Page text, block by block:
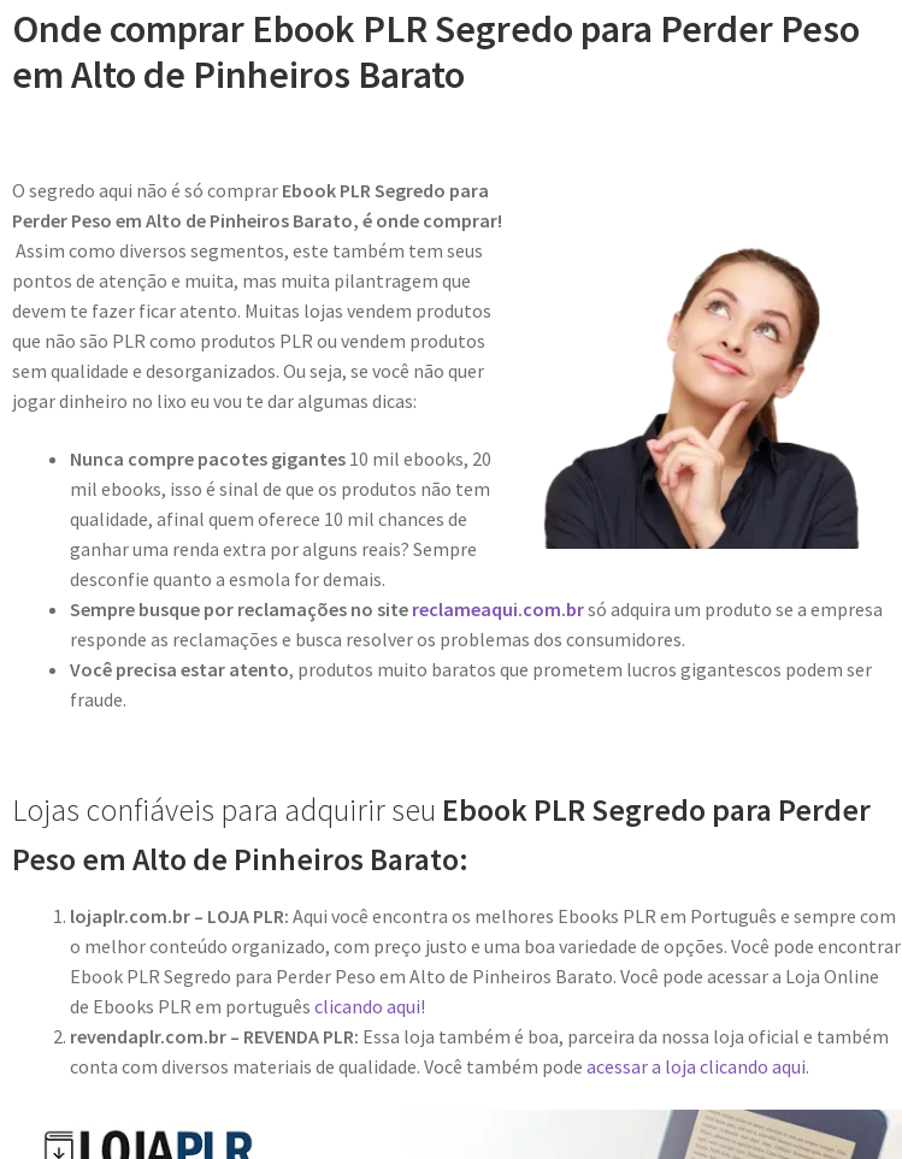
Onde comprar Ebook PLR Segredo para Perder Peso
em Alto de Pinheiros Barato
O segredo aqui não é só comprar Ebook PLR Segredo para
Perder Peso em Alto de Pinheiros Barato, é onde comprar!
Assim como diversos segmentos, este também tem seus
pontos de atenção e muita, mas muita pilantragem que
devem te fazer ficar atento. Muitas lojas vendem produtos
que não são PLR como produtos PLR ou vendem produtos
sem qualidade e desorganizados. Ou seja, se você não quer
jogar dinheiro no lixo eu vou te dar algumas dicas:
Nunca compre pacotes gigantes 10 mil ebooks, 20
mil ebooks, isso é sinal de que os produtos não tem
qualidade, afinal quem oferece 10 mil chances de
ganhar uma renda extra por alguns reais? Sempre
desconfie quanto a esmola for demais.
Sempre busque por reclamações no site reclameaqui.com.brsó adquira um produto se a empresa
responde as reclamações e busca resolver os problemas dos consumidores.
Você precisa estar atento, produtos muito baratos que prometem lucros gigantescos podem ser
fraude.
Lojas confiáveis para adquirir seu Ebook PLR Segredo para Perder
Peso em Alto de Pinheiros Barato:
lojaplr.com.br – LOJA PLR: Aqui você encontra os melhores Ebooks PLR em Português e sempre com
o melhor conteúdo organizado, com preço justo e uma boa variedade de opções. Você pode encontrar
Ebook PLR Segredo para Perder Peso em Alto de Pinheiros Barato. Você pode acessar a Loja Online
de Ebooks PLR em português clicando aqui!
revendaplr.com.br – REVENDA PLR: Essa loja também é boa, parceira da nossa loja oficial e também
conta com diversos materiais de qualidade. Você também pode acessar a loja clicando aqui.